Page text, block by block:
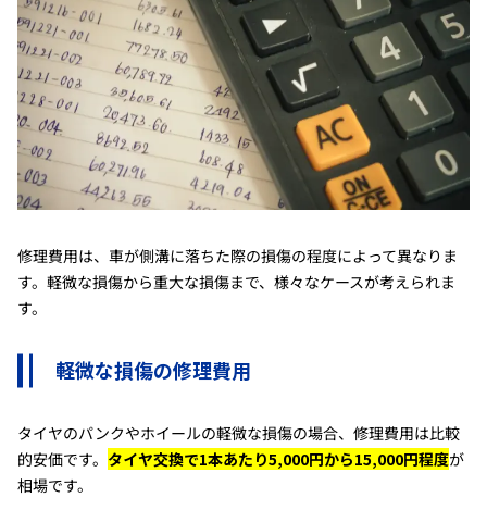
修理費用は、車が側溝に落ちた際の損傷の程度によって異なりま
す。軽微な損傷から重大な損傷まで、様々なケースが考えられま
す。
軽微な損傷の修理費用
タイヤのパンクやホイールの軽微な損傷の場合、修理費用は比較
的安価です。 タイヤ交換で1本あたり5,000円から15,000円程度が
相場です。